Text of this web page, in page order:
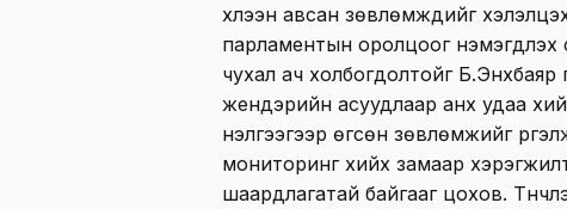
хүлээн авсан зөвлөмжүүдийг
парламентын оролцоог
чухал ач холбогдолтойг Б.Энхбаяр
жендэрийн асуудлаар анх удаа
үнэлгээгээр өгсөн зөвлөмжийг
мониторинг хийх замаар
шаардлагатай байгааг цохов.